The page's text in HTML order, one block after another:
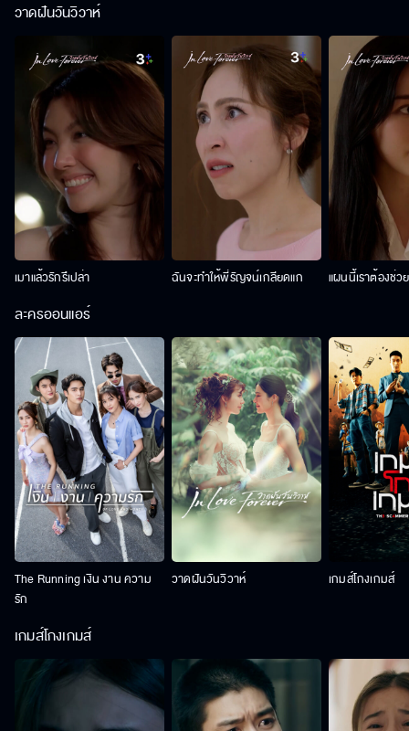
วาดฝันวันวิวาห์
เมาแล้วรักรึเปล่า ฉันจะทำให้พี่รัญจน์เกลียดแก แผนนี้เราต้องช่ว
ละครออนแอร์
The Running เงิน งาน ความ
รัก
วาดฝันวันวิวาห์ เกมส์โกงเกมส์
เกมส์โกงเกมส์